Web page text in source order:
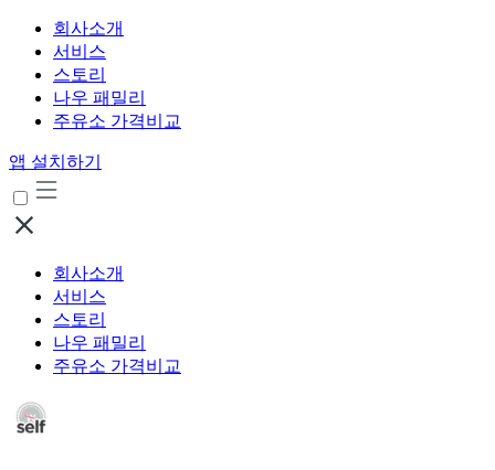
회사소개
서비스
스토리
나우 패밀리
주유소 가격비교
앱 설치하기
회사소개
서비스
스토리
나우 패밀리
주유소 가격비교